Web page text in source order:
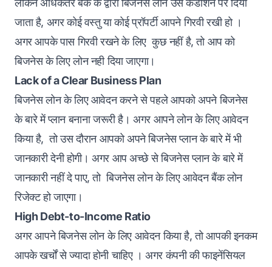
लेकिन अधिकतर बैंक के द्वारा बिजनेस लोन उस कंडीशन पर दिया
जाता है, अगर कोई वस्तु या कोई प्रॉपर्टी आपने गिरवी रखी हो ।
अगर आपके पास गिरवी रखने के लिए कुछ नहीं है, तो आप को
बिजनेस के लिए लोन नही दिया जाएगा।
Lack of a Clear Business Plan
बिजनेस लोन के लिए आवेदन करने से पहले आपको अपने बिजनेस
के बारे में प्लान बनाना जरूरी है। अगर आपने लोन के लिए आवेदन
किया है, तो उस दौरान आपको अपनेबिजनेस प्लानके बारे में भी
जानकारी देनी होगी। अगर आप अच्छे से बिजनेस प्लान के बारे में
जानकारी नहीं दे पाए, तो बिजनेस लोन के लिए आवेदन बैंक लोन
रिजेक्ट हो जाएगा।
High Debt-to-Income Ratio
अगर आपने बिजनेस लोन के लिए आवेदन किया है, तो आपकी इनकम
आपके खर्चों से ज्यादा होनी चाहिए । अगर कंपनी की फाइनेंसियल